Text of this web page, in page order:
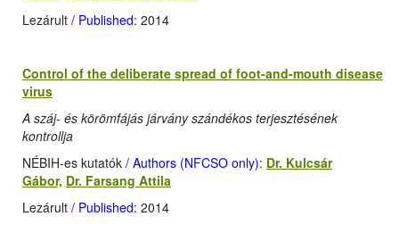
Lezárult / Published: 2014
Control of the deliberate spread of foot-and-mouth disease
virus
A száj- és körömfájás járvány szándékos terjesztésének
kontrollja
NÉBIH-es kutatók / Authors (NFCSO only): Dr. Kulcsár
Gábor, Dr. Farsang Attila
Lezárult / Published: 2014